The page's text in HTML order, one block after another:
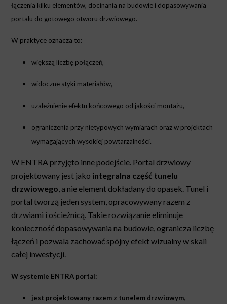
łączenia kilku elementów, docinania na budowie i dopasowywania
portalu do gotowego otworu drzwiowego.
W praktyce oznacza to:
większą liczbę połączeń,
widoczne styki materiałów,
uzależnienie efektu końcowego od jakości montażu,
ograniczenia przy nietypowych wymiarach oraz w projektach
wymagających wysokiej powtarzalności.
W ENTRA przyjęto inne podejście. Portal drzwiowy
projektowany jest jako integralna część tunelu
drzwiowego , a nie element dokładany do opasek. Tunel i
portal tworzą jeden system, opracowywany razem z
drzwiami i ościeżnicą. Takie rozwiązanie eliminuje
konieczność dopasowywania na budowie, ogranicza liczbę
łączeń i pozwala zachować spójny efekt wizualny w skali
całej inwestycji.
W systemie ENTRA portal:
jest projektowany razem z tunelem drzwiowym,